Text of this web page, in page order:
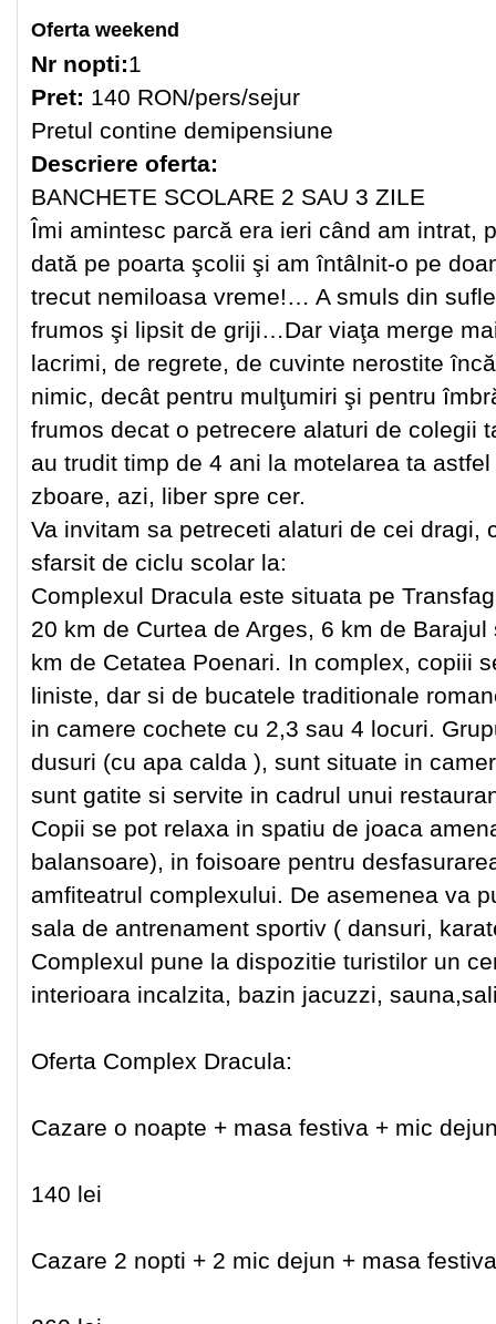
Oferta weekend
Nr nopti:1
Pret: 140 RON/pers/sejur
Pretul contine demipensiune
Descriere oferta:
BANCHETE SCOLARE 2 SAU 3 ZILE
Îmi amintesc parcă era ieri când am intrat,
dată pe poarta şcolii şi am întâlnit-o pe
trecut nemiloasa vreme!… A smuls din
frumos şi lipsit de griji…Dar viaţa merge
lacrimi, de regrete, de cuvinte nerostite
nimic, decât pentru mulţumiri şi pentru
frumos decat o petrecere alaturi de colegii
au trudit timp de 4 ani la motelarea ta
zboare, azi, liber spre cer.
Va invitam sa petreceti alaturi de cei dragi,
sfarsit de ciclu scolar la:
Complexul Dracula este situata pe
20 km de Curtea de Arges, 6 km de
km de Cetatea Poenari. In complex, copiii
liniste, dar si de bucatele traditionale
in camere cochete cu 2,3 sau 4 locuri.
dusuri (cu apa calda ), sunt situate in
sunt gatite si servite in cadrul unui
Copii se pot relaxa in spatiu de joaca
balansoare), in foisoare pentru
amfiteatrul complexului. De asemenea va
sala de antrenament sportiv ( dansuri,
Complexul pune la dispozitie turistilor un
interioara incalzita, bazin jacuzzi,
Oferta Complex Dracula:
Cazare o noapte + masa festiva + mic
140 lei
Cazare 2 nopti + 2 mic dejun + masa